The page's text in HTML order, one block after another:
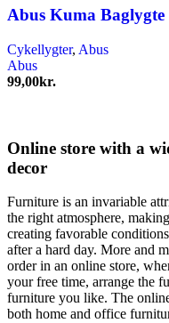
Abus Kuma Baglygte
Cykellygter, Abus
Abus
99,00kr.
Online store with a
decor
Furniture is an invariable
the right atmosphere,
creating favorable
after a hard day. More and
order in an online store,
your free time, arrange the
furniture you like. The
both home and office